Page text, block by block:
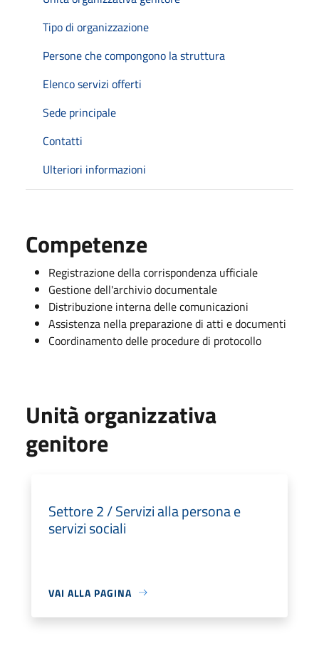
Tipo di organizzazione
Persone che compongono la struttura
Elenco servizi offerti
Sede principale
Contatti
Ulteriori informazioni
Competenze
Registrazione della corrispondenza ufficiale
Gestione dell'archivio documentale
Distribuzione interna delle comunicazioni
Assistenza nella preparazione di atti e documenti
Coordinamento delle procedure di protocollo
Unità organizzativa
genitore
Settore 2 / Servizi alla persona e
servizi sociali
VAI ALLA PAGINA